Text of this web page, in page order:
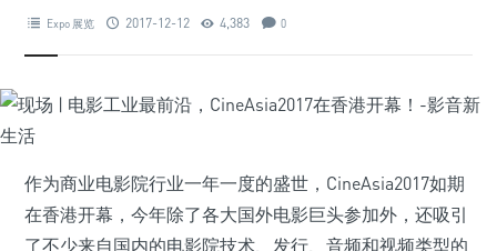
Expo 展览 2017-12-12 4,383 0
作为商业电影院行业一年一度的盛世，CineAsia2017如期
在香港开幕，今年除了各大国外电影巨头参加外，还吸引
了不少来自国内的电影院技术、发行、音频和视频类型的